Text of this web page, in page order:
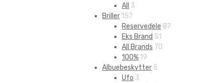
All 3
Briller 157
Reservedele 87
Eks Brand 51
All Brands 70
100% 19
Albuebeskytter 5
Ufo 3